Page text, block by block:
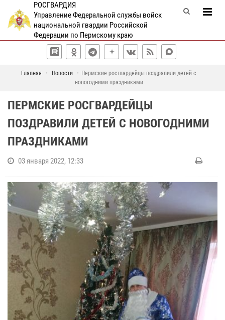
РОСГВАРДИЯ
Управление Федеральной службы войск
национальной гвардии Российской
Федерации по Пермскому краю
Главная Новости
Пермские росгвардейцы поздравили детей с
новогодними праздниками
ПЕРМСКИЕ РОСГВАРДЕЙЦЫ
ПОЗДРАВИЛИ ДЕТЕЙ С НОВОГОДНИМИ
ПРАЗДНИКАМИ
03 января 2022, 12:33